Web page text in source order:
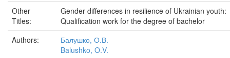
Other
Titles:
Gender differences in resilience of Ukrainian youth:
Qualification work for the degree of bachelor
Authors:
Балушко, О.В.
Balushko, O.V.